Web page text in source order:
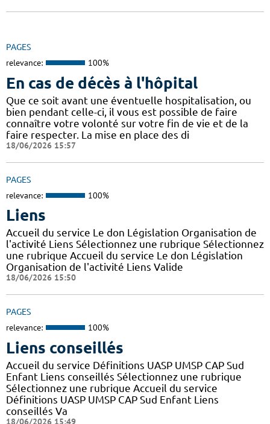
PAGES
relevance: 100%
En cas de décès à l'hôpital
Que ce soit avant une éventuelle hospitalisation, ou
bien pendant celle-ci, il vous est possible de faire
connaître votre volonté sur votre fin de vie et de la
faire respecter. La mise en place des di
18/06/2026 15:57
PAGES
relevance: 100%
Liens
Accueil du service Le don Législation Organisation de
l'activité Liens Sélectionnez une rubrique Sélectionnez
une rubrique Accueil du service Le don Législation
Organisation de l'activité Liens Valide
18/06/2026 15:50
PAGES
relevance: 100%
Liens conseillés
Accueil du service Définitions UASP UMSP CAP Sud
Enfant Liens conseillés Sélectionnez une rubrique
Sélectionnez une rubrique Accueil du service
Définitions UASP UMSP CAP Sud Enfant Liens
conseillés Va
18/06/2026 15:49